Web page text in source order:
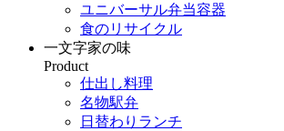
ユニバーサル弁当容器
食のリサイクル
一文字家の味
Product
仕出し料理
名物駅弁
日替わりランチ